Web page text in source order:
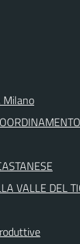
Milano
VALLE DEL